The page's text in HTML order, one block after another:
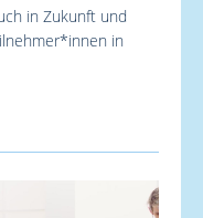
in Zukunft und
in